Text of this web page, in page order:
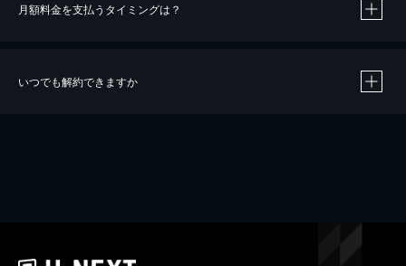
※40％ポイント還元の対象は、クレジットカード決済による作品の購入 / レンタルです。
iOSアプリのUコイン決済による作品の購入 / レンタルは、20％のポイント還元です。
月額料金を支払うタイミングは？
いつでも解約できますか